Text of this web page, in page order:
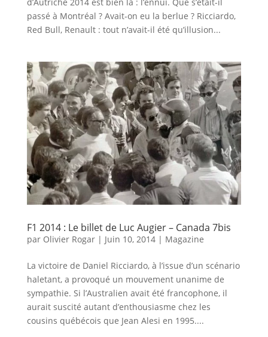
passé à Montréal ? Avait-on eu la berlue ? Ricciardo,
Red Bull, Renault : tout n’avait-il été qu’illusion...
F1 2014 : Le billet de Luc Augier – Canada 7bis
par Olivier Rogar| Juin 10, 2014| Magazine
La victoire de Daniel Ricciardo, à l’issue d’un scénario
haletant, a provoqué un mouvement unanime de
sympathie. Si l’Australien avait été francophone, il
aurait suscité autant d’enthousiasme chez les
cousins québécois que Jean Alesi en 1995....